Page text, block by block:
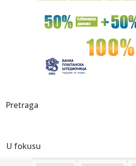
00:16:Singapur ima plan za borbu
hoće ...
Na današnji dan, 8. avgust
00:03:Volkswagen menja poslovnu
belima 300...
23:47:
Pretraga
U fokusu